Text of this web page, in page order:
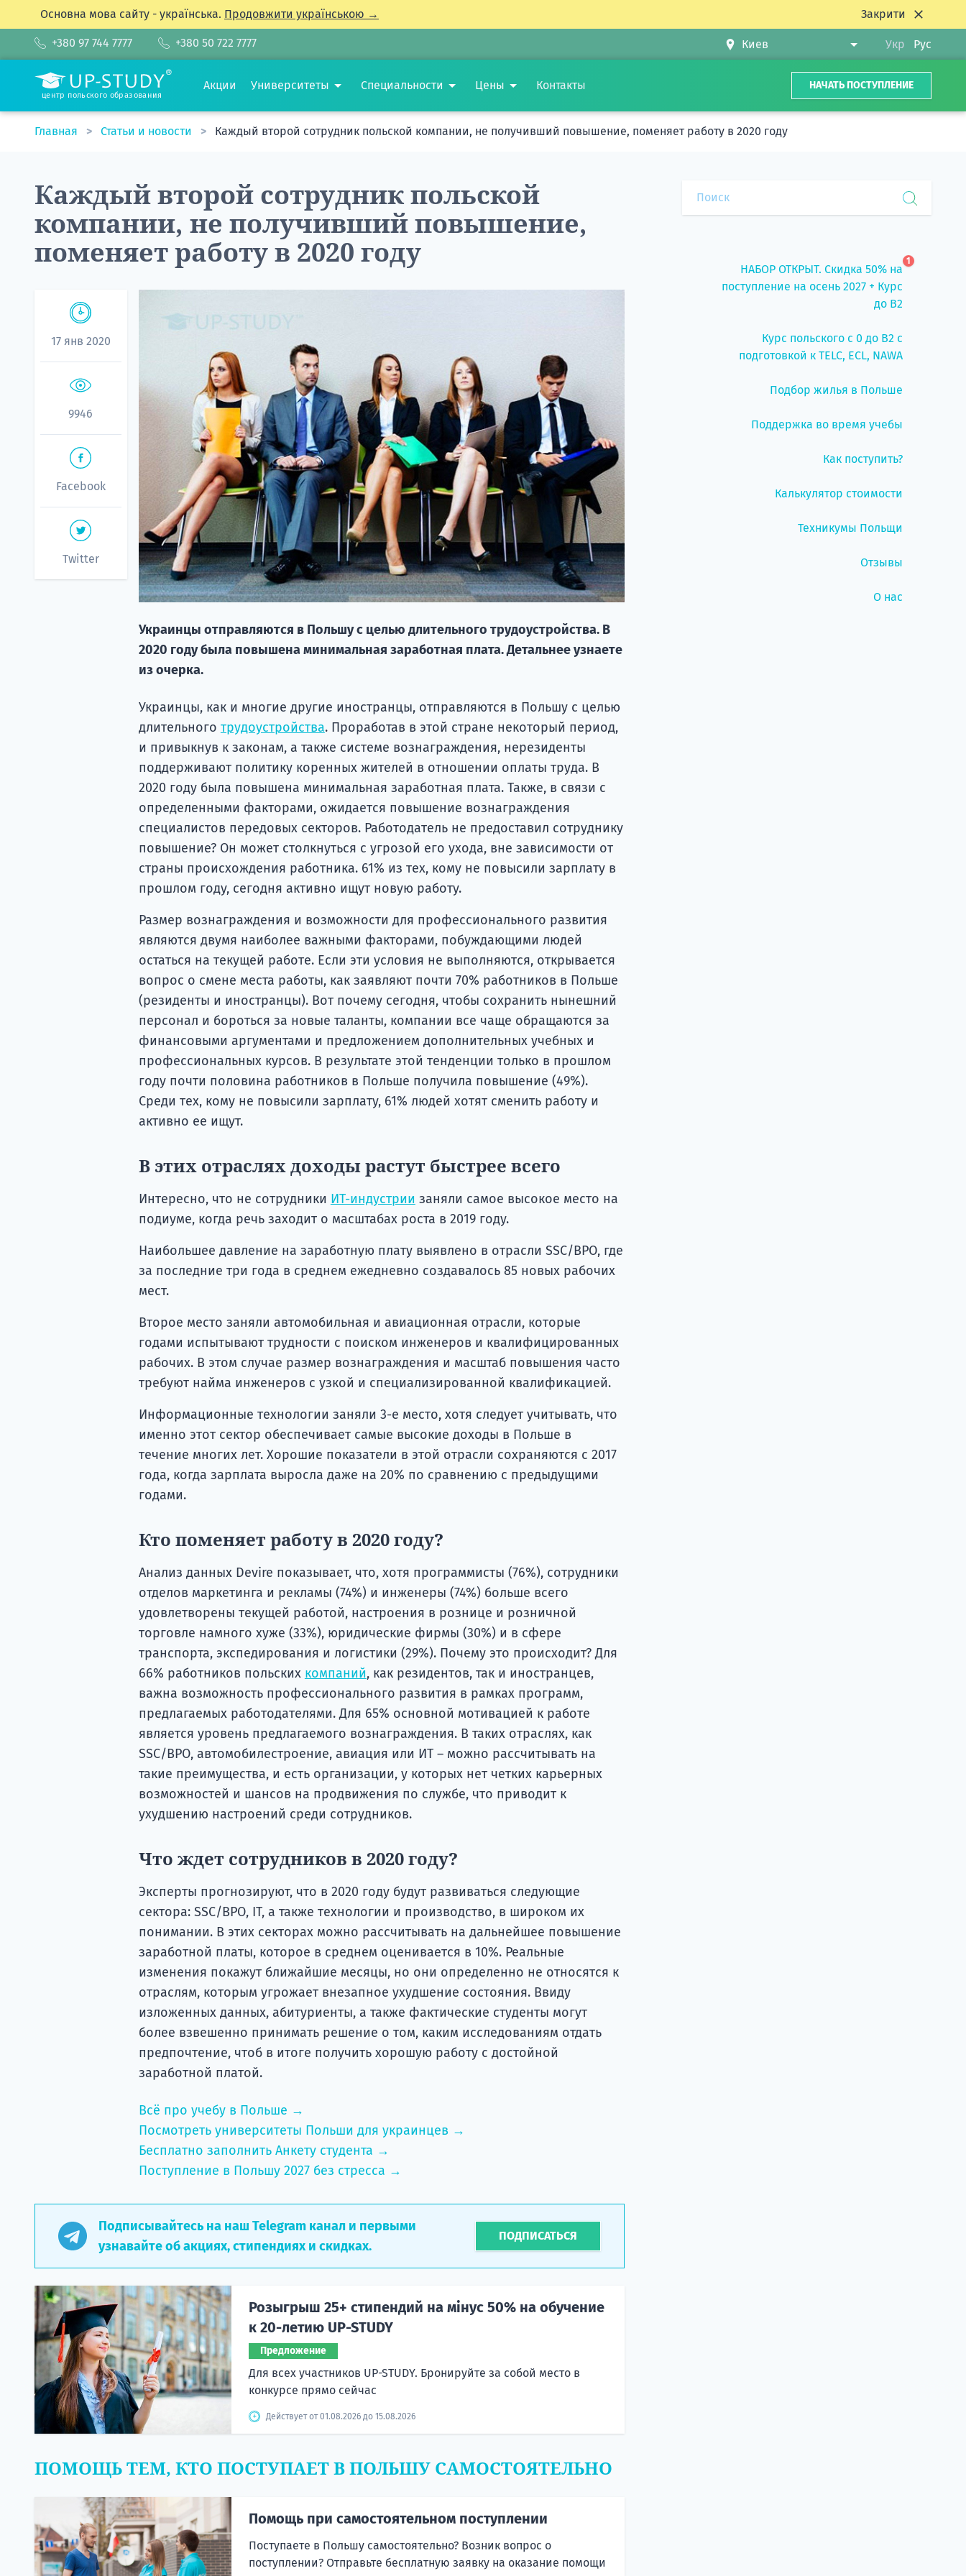
Основна мова сайту - українська. Продовжити українською → Закрити
+380 97 744 7777 +380 50 722 7777 Укр Рус
центр польского образования
Акции Университеты Специальности Цены Контакты НАЧАТЬ ПОСТУПЛЕНИЕ
Главная Статьи и новости Каждый второй сотрудник польской компании, не получивший повышение, поменяет работу в 2020 году
Каждый второй сотрудник польской
компании, не получивший повышение,
поменяет работу в 2020 году
17 янв 2020
9946
Facebook
Twitter
Украинцы отправляются в Польшу с целью длительного трудоустройства. В
2020 году была повышена минимальная заработная плата. Детальнее узнаете
из очерка.
Украинцы, как и многие другие иностранцы, отправляются в Польшу с целью
длительного трудоустройства. Проработав в этой стране некоторый период,
и привыкнув к законам, а также системе вознаграждения, нерезиденты
поддерживают политику коренных жителей в отношении оплаты труда. В
2020 году была повышена минимальная заработная плата. Также, в связи с
определенными факторами, ожидается повышение вознаграждения
специалистов передовых секторов. Работодатель не предоставил сотруднику
повышение? Он может столкнуться с угрозой его ухода, вне зависимости от
страны происхождения работника. 61% из тех, кому не повысили зарплату в
прошлом году, сегодня активно ищут новую работу.
Размер вознаграждения и возможности для профессионального развития
являются двумя наиболее важными факторами, побуждающими людей
остаться на текущей работе. Если эти условия не выполняются, открывается
вопрос о смене места работы, как заявляют почти 70% работников в Польше
(резиденты и иностранцы). Вот почему сегодня, чтобы сохранить нынешний
персонал и бороться за новые таланты, компании все чаще обращаются за
финансовыми аргументами и предложением дополнительных учебных и
профессиональных курсов. В результате этой тенденции только в прошлом
году почти половина работников в Польше получила повышение (49%).
Среди тех, кому не повысили зарплату, 61% людей хотят сменить работу и
активно ее ищут.
В этих отраслях доходы растут быстрее всего
Интересно, что не сотрудники ИТ-индустрии заняли самое высокое место на
подиуме, когда речь заходит о масштабах роста в 2019 году.
Наибольшее давление на заработную плату выявлено в отрасли SSC/BPO, где
за последние три года в среднем ежедневно создавалось 85 новых рабочих
мест.
Второе место заняли автомобильная и авиационная отрасли, которые
годами испытывают трудности с поиском инженеров и квалифицированных
рабочих. В этом случае размер вознаграждения и масштаб повышения часто
требуют найма инженеров с узкой и специализированной квалификацией.
Информационные технологии заняли 3-е место, хотя следует учитывать, что
именно этот сектор обеспечивает самые высокие доходы в Польше в
течение многих лет. Хорошие показатели в этой отрасли сохраняются с 2017
года, когда зарплата выросла даже на 20% по сравнению с предыдущими
годами.
Кто поменяет работу в 2020 году?
Анализ данных Devire показывает, что, хотя программисты (76%), сотрудники
отделов маркетинга и рекламы (74%) и инженеры (74%) больше всего
удовлетворены текущей работой, настроения в рознице и розничной
торговле намного хуже (33%), юридические фирмы (30%) и в сфере
транспорта, экспедирования и логистики (29%). Почему это происходит? Для
66% работников польских компаний, как резидентов, так и иностранцев,
важна возможность профессионального развития в рамках программ,
предлагаемых работодателями. Для 65% основной мотивацией к работе
является уровень предлагаемого вознаграждения. В таких отраслях, как
SSC/BPO, автомобилестроение, авиация или ИТ – можно рассчитывать на
такие преимущества, и есть организации, у которых нет четких карьерных
возможностей и шансов на продвижения по службе, что приводит к
ухудшению настроений среди сотрудников.
Что ждет сотрудников в 2020 году?
Эксперты прогнозируют, что в 2020 году будут развиваться следующие
сектора: SSC/BPO, IT, а также технологии и производство, в широком их
понимании. В этих секторах можно рассчитывать на дальнейшее повышение
заработной платы, которое в среднем оценивается в 10%. Реальные
изменения покажут ближайшие месяцы, но они определенно не относятся к
отраслям, которым угрожает внезапное ухудшение состояния. Ввиду
изложенных данных, абитуриенты, а также фактические студенты могут
более взвешенно принимать решение о том, каким исследованиям отдать
предпочтение, чтоб в итоге получить хорошую работу с достойной
заработной платой.
Всё про учебу в Польше →
Посмотреть университеты Польши для украинцев →
Бесплатно заполнить Анкету студента →
Поступление в Польшу 2027 без стресса →
Подписывайтесь на наш Telegram канал и первыми
узнавайте об акциях, стипендиях и скидках.
ПОДПИСАТЬСЯ
Розыгрыш 25+ стипендий на мінус 50% на обучение
к 20-летию UP-STUDY
Предложение
Для всех участников UP-STUDY. Бронируйте за собой место в
конкурсе прямо сейчас
Действует от 01.08.2026 до 15.08.2026
ПОМОЩЬ ТЕМ, КТО ПОСТУПАЕТ В ПОЛЬШУ САМОСТОЯТЕЛЬНО
Помощь при самостоятельном поступлении
Поступаете в Польшу самостоятельно? Возник вопрос о
поступлении? Отправьте бесплатную заявку на оказание помощи
НАБОР ОТКРЫТ. Скидка 50% на
поступление на осень 2027 + Курс
до B2
1
Курс польского с 0 до B2 с
подготовкой к TELC, ECL, NAWA
Подбор жилья в Польше
Поддержка во время учебы
Как поступить?
Калькулятор стоимости
Техникумы Польщи
Отзывы
О нас